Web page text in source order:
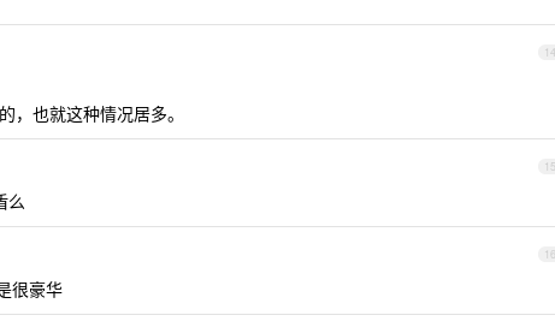
14
，也就这种情况居多。
15
么
16
很豪华